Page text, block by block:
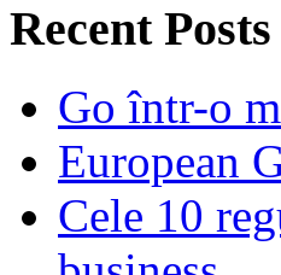
Recent Posts
Go într-o
European
Cele 10